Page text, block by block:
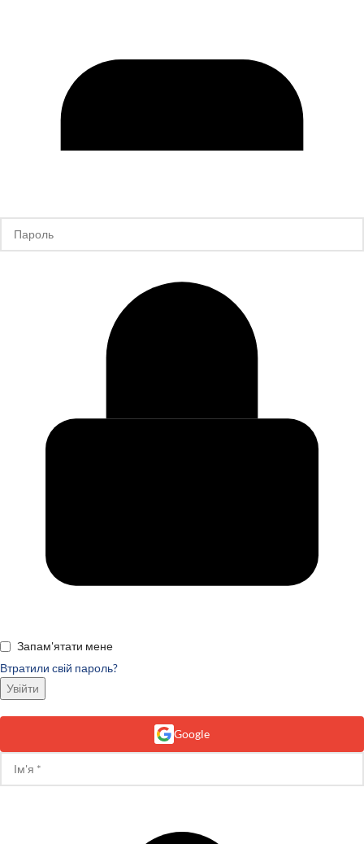
Запам'ятати мене
Втратили свій пароль?
Увійти
Google